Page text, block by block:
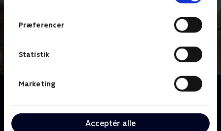
Præferencer
Statistik
Marketing
Acceptér alle
Om Jordemoderen
sygeplejersker og jordemødre fra London midt i
1900-tallet. Baseret på Jennifer Worths erindringer.